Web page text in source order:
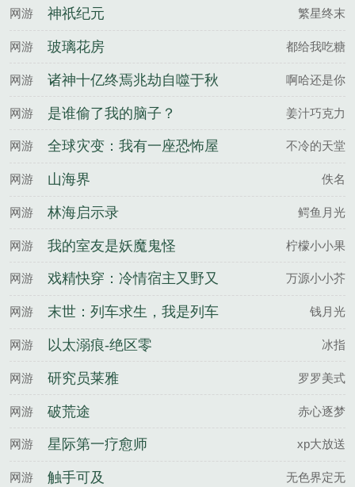
网游 神祇纪元 繁星终末
网游 玻璃花房 都给我吃糖
网游
诸神十亿终焉兆劫自噬于秋
蝉鸣时
啊哈还是你
网游 是谁偷了我的脑子？ 姜汁巧克力
网游 全球灾变：我有一座恐怖屋 不冷的天堂
网游 山海界 佚名
网游 林海启示录 鳄鱼月光
网游 我的室友是妖魔鬼怪 柠檬小小果
网游
戏精快穿：冷情宿主又野又
撩人
万源小小芥
网游
末世：列车求生，我是列车
乘警长
钱月光
网游 以太溺痕-绝区零 冰指
网游 研究员莱雅 罗罗美式
网游 破荒途 赤心逐梦
网游 星际第一疗愈师 xp大放送
网游 触手可及 无色界定无